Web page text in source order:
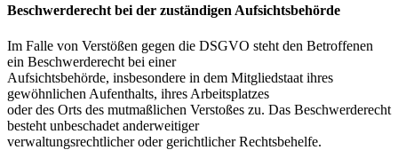
Beschwerderecht bei der zuständigen Aufsichtsbehörde
Im Falle von Verstößen gegen die DSGVO steht den Betroffenen
ein Beschwerderecht bei einer
Aufsichtsbehörde, insbesondere in dem Mitgliedstaat ihres
gewöhnlichen Aufenthalts, ihres Arbeitsplatzes
oder des Orts des mutmaßlichen Verstoßes zu. Das Beschwerderecht
besteht unbeschadet anderweitiger
verwaltungsrechtlicher oder gerichtlicher Rechtsbehelfe.